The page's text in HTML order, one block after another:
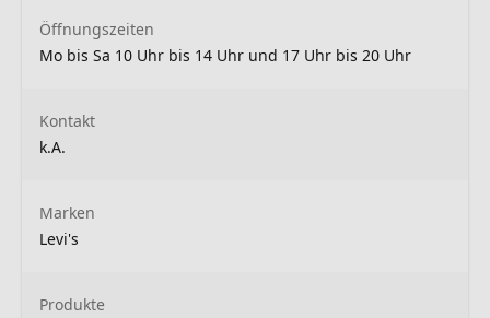
Öffnungszeiten
Mo bis Sa 10 Uhr bis 14 Uhr und 17 Uhr bis 20 Uhr
Kontakt
k.A.
Marken
Levi's
Produkte